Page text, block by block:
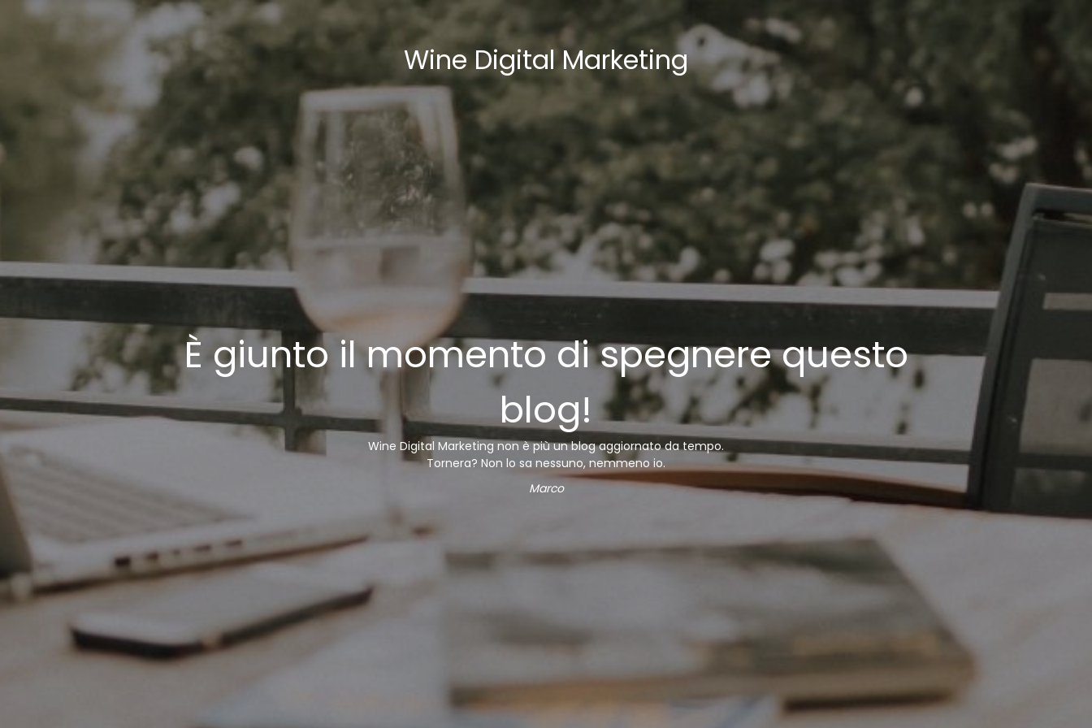
Wine Digital Marketing
È giunto il momento di spegnere questo
blog!
Wine Digital Marketing non è più un blog aggiornato da tempo.
Tornera? Non lo sa nessuno, nemmeno io.
Marco